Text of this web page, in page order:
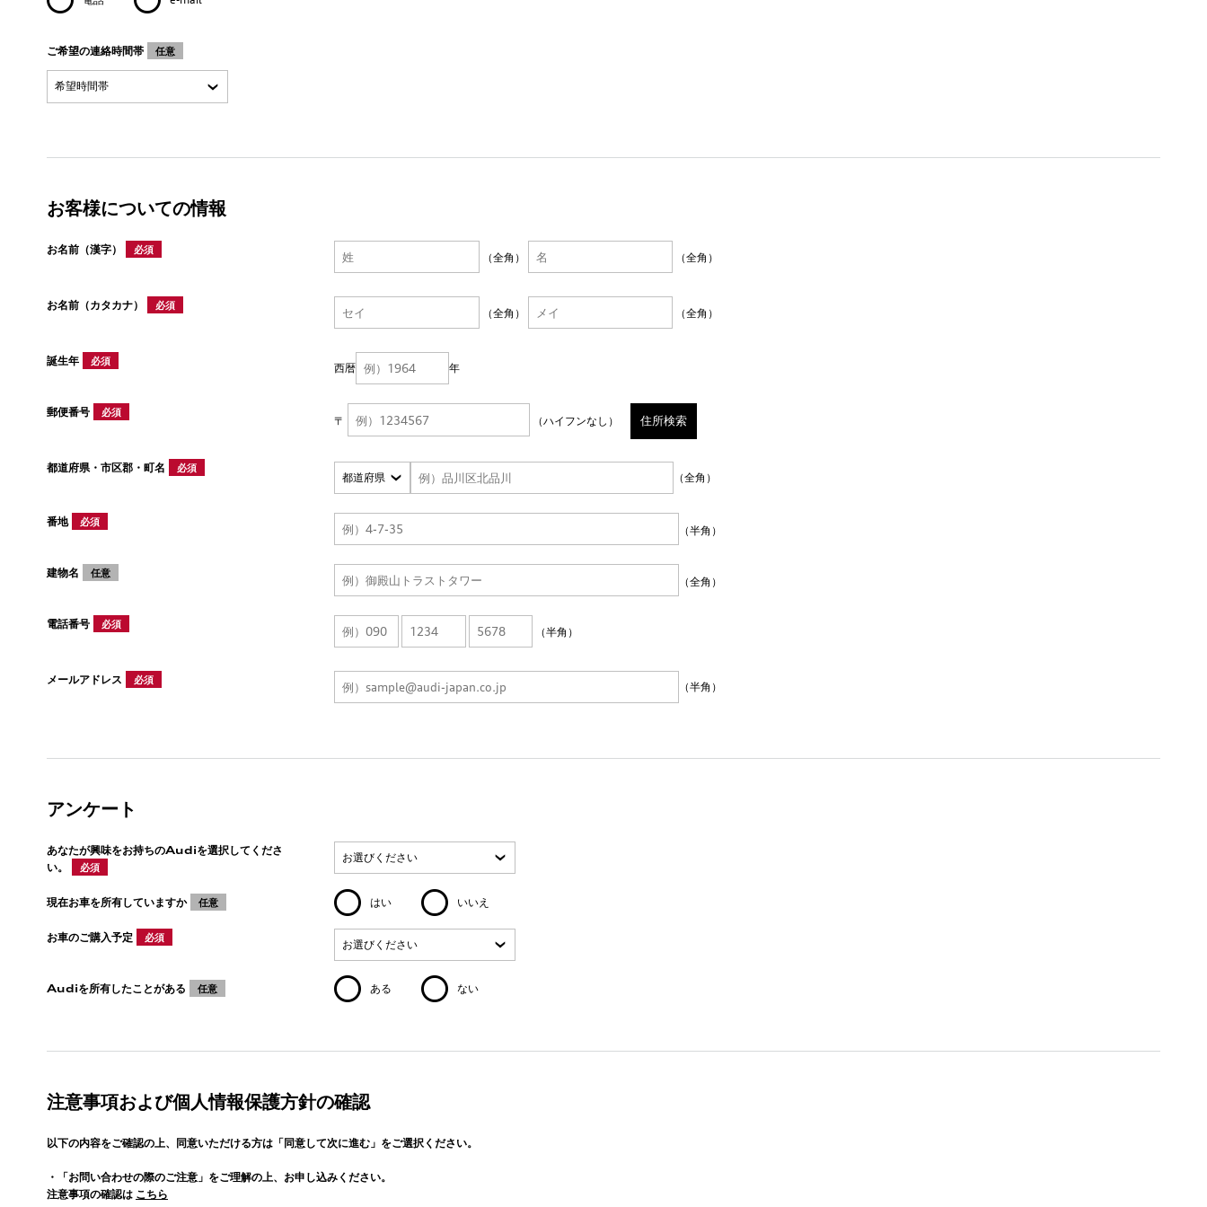
ご希望の連絡時間帯 任意
お客様についての情報
お名前（漢字） 必須
（全角） （全角）
お名前（カタカナ） 必須
（全角） （全角）
誕生年 必須
西暦 年
郵便番号 必須
〒 （ハイフンなし） 住所検索
都道府県・市区郡・町名 必須
（全角）
番地 必須
（半角）
建物名 任意
（全角）
電話番号 必須
（半角）
メールアドレス 必須
（半角）
アンケート
あなたが興味をお持ちのAudiを選択してくださ
い。
必須
現在お車を所有していますか 任意 はい いいえ
お車のご購入予定 必須
Audiを所有したことがある 任意 ある ない
注意事項および個人情報保護方針の確認
以下の内容をご確認の上、同意いただける方は「同意して次に進む」をご選択ください。
・「お問い合わせの際のご注意」をご理解の上、お申し込みください。
注意事項の確認は こちら